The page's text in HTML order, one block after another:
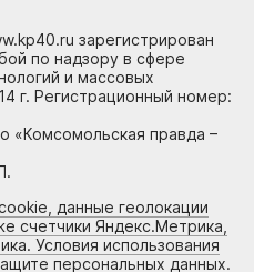
зарегистрирован
по надзору в сфере
и массовых
г. Регистрационный номер:
«Комсомольская правда –
данные геолокации
счетчики Яндекс.Метрика,
Условия использования
персональных данных.